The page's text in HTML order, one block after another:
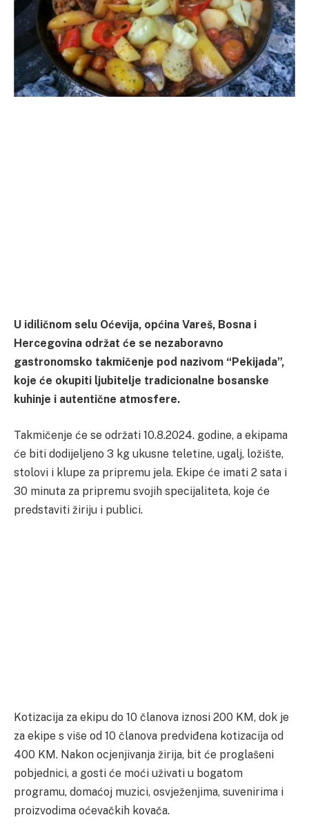
U idiličnom selu Oćevija, općina Vareš, Bosna i
Hercegovina održat će se nezaboravno
gastronomsko takmičenje pod nazivom “Pekijada”,
koje će okupiti ljubitelje tradicionalne bosanske
kuhinje i autentične atmosfere.
Takmičenje će se održati 10.8.2024. godine, a ekipama
će biti dodijeljeno 3 kg ukusne teletine, ugalj, ložište,
stolovi i klupe za pripremu jela. Ekipe će imati 2 sata i
30 minuta za pripremu svojih specijaliteta, koje će
predstaviti žiriju i publici.
Kotizacija za ekipu do 10 članova iznosi 200 KM, dok je
za ekipe s više od 10 članova predviđena kotizacija od
400 KM. Nakon ocjenjivanja žirija, bit će proglašeni
pobjednici, a gosti će moći uživati u bogatom
programu, domaćoj muzici, osvježenjima, suvenirima i
proizvodima oćevačkih kovača.